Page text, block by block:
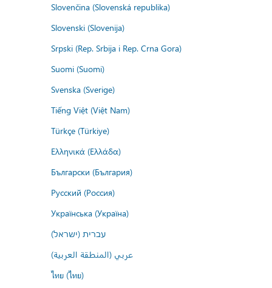
Slovenčina (Slovenská republika)
Slovenski (Slovenija)
Srpski (Rep. Srbija i Rep. Crna Gora)
Suomi (Suomi)
Svenska (Sverige)
Tiếng Việt (Việt Nam)
Türkçe (Türkiye)
Ελληνικά (Ελλάδα)
Български (България)
Русский (Россия)
Українська (Україна)
עברית (ישראל)
عربي (المنطقة العربية)
ไทย (ไทย)